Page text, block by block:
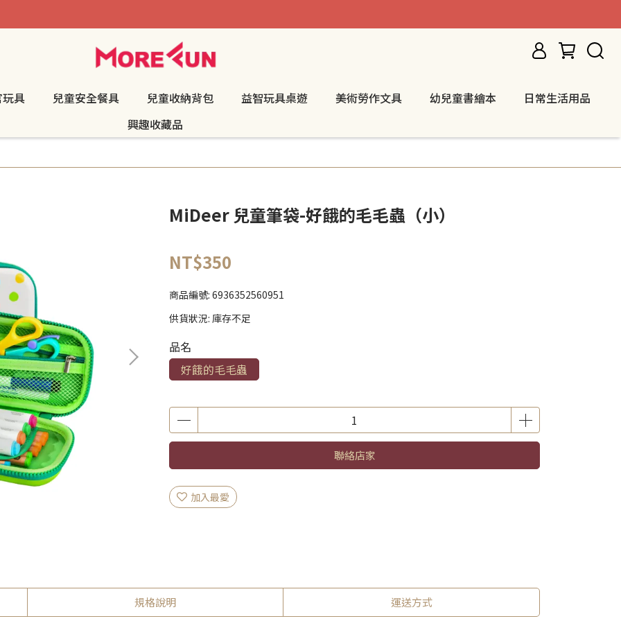
具 兒童安全餐具 兒童收納背包 益智玩具桌遊 美術勞作文具 幼兒童書繪本
日常生活用品
興趣收藏品
MiDeer 兒童筆袋-好餓的毛毛蟲（小）
NT$350
商品編號: 6936352560951
供貨狀況: 庫存不足
品名
好餓的毛毛蟲
聯絡店家
加入最愛
規格說明 運送方式